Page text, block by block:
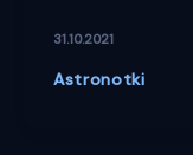
31.10.2021
Astronotki